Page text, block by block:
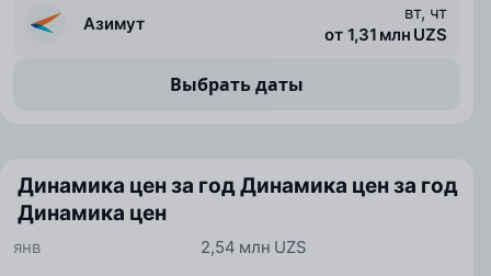
Азимут
вт, чт
от 1,31 млн UZS
Выбрать даты
Динамика цен за годДинамика цен за год
Динамика цен
2,54 млн UZS
янв